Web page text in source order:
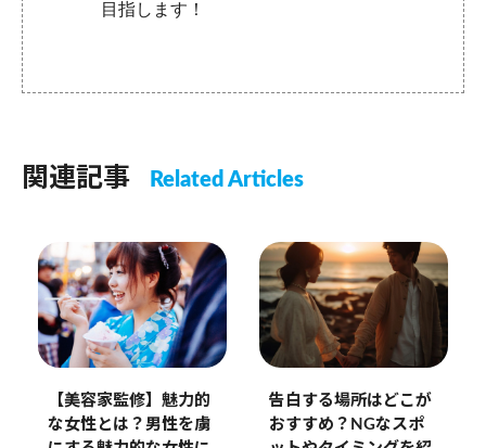
目指します！
関連記事 Related Articles
【美容家監修】魅力的
な女性とは？男性を虜
告白する場所はどこが
おすすめ？NGなスポ